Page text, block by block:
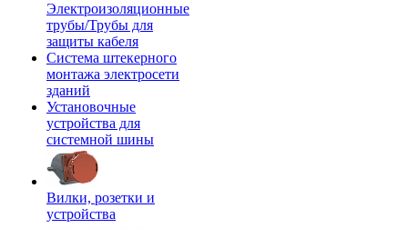
Электроизоляционные
трубы/Трубы для
защиты кабеля
Система штекерного
монтажа электросети
зданий
Установочные
устройства для
системной шины
Вилки, розетки и
устройства